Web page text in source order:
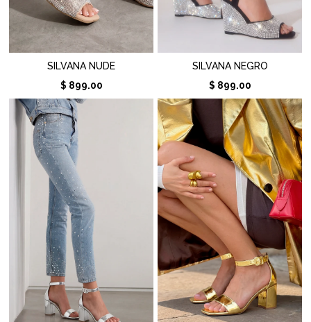
SILVANA NUDE
$ 899.00
SILVANA NEGRO
$ 899.00